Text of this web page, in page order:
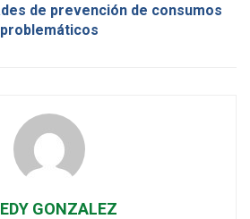
de prevención de consumos
problemáticos
GONZALEZ